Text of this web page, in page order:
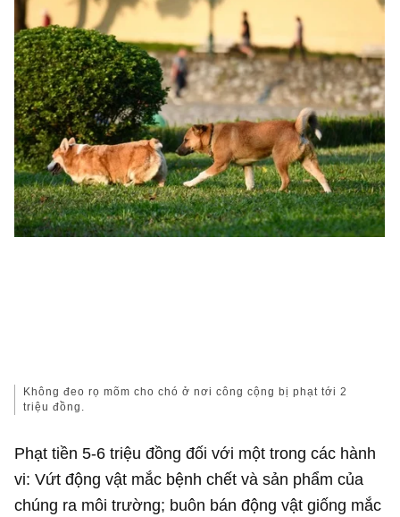
Không đeo rọ mõm cho chó ở nơi công cộng bị phạt tới 2
triệu đồng.
Phạt tiền 5-6 triệu đồng đối với một trong các hành
vi: Vứt động vật mắc bệnh chết và sản phẩm của
chúng ra môi trường; buôn bán động vật giống mắc